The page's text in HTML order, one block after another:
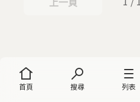
首頁 搜尋 列表
上一頁
上一頁